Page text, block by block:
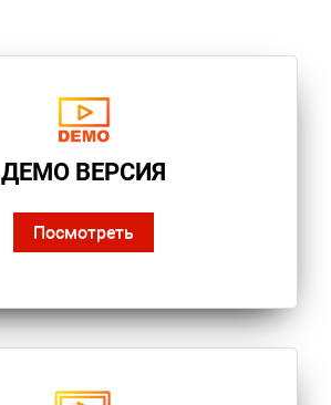
ДЕМО ВЕРСИЯ
Посмотреть